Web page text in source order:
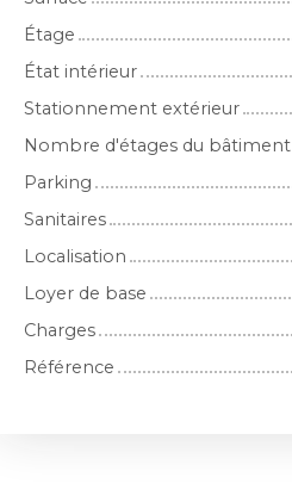
Étage
État intérieur
Stationnement extérieur
Nombre d'étages du bâtiment
Parking
Sanitaires
Localisation
Loyer de base
Charges
Référence